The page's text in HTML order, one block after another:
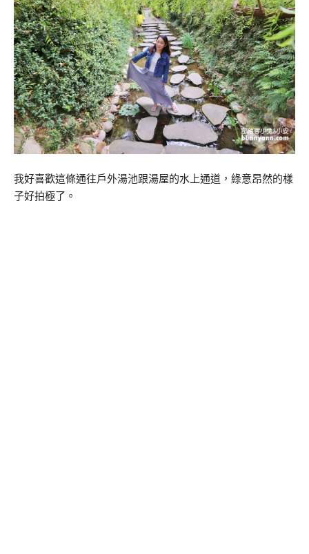
我好喜歡這條通往戶外湯池跟湯屋的水上通道，綠意昂然的樣
子好拍極了。